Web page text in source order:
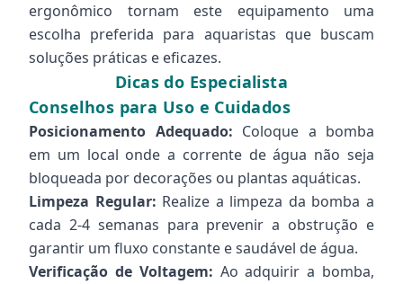
ergonômico tornam este equipamento uma
escolha preferida para aquaristas que buscam
soluções práticas e eficazes.
Dicas do Especialista
Conselhos para Uso e Cuidados
Posicionamento Adequado: Coloque a bomba
em um local onde a corrente de água não seja
bloqueada por decorações ou plantas aquáticas.
Limpeza Regular: Realize a limpeza da bomba a
cada 2-4 semanas para prevenir a obstrução e
garantir um fluxo constante e saudável de água.
Verificação de Voltagem: Ao adquirir a bomba,